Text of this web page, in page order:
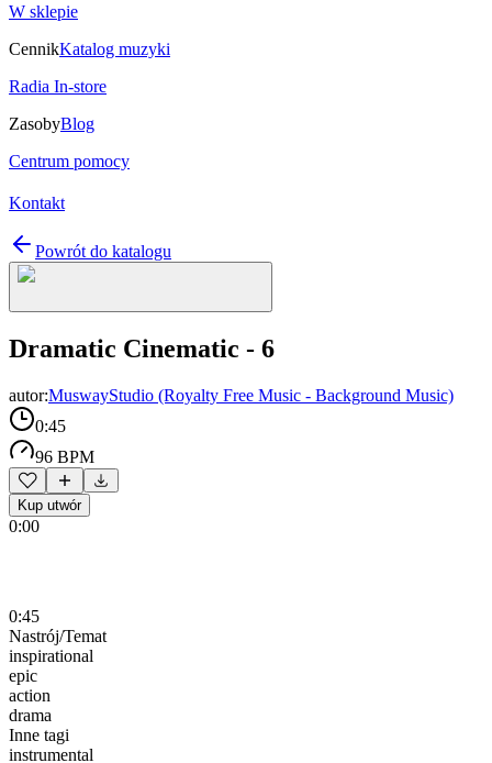
W sklepie
CennikKatalog muzyki
Radia In-store
ZasobyBlog
Centrum pomocy
Kontakt
Powrót do katalogu
Dramatic Cinematic - 6
autor:MuswayStudio (Royalty Free Music - Background Music)
0:45
96 BPM
Kup utwór
0:00
0:45
Nastrój/Temat
inspirational
epic
action
drama
Inne tagi
instrumental